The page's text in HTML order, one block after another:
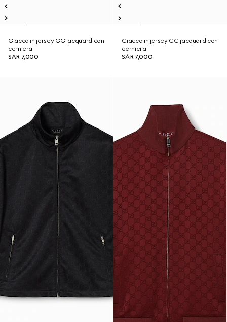
Giacca in jersey GG jacquard con
cerniera
SAR 7,000
Giacca in jersey GG jacquard con
cerniera
SAR 7,000